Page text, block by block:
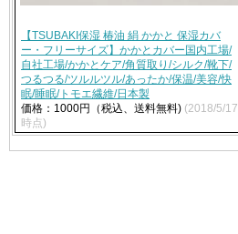
【TSUBAKI保湿 椿油 絹 かかと 保湿カバ
ー・フリーサイズ】かかとカバー国内工場/
自社工場/かかとケア/角質取り/シルク/靴下/
つるつる/ツルルツル/あったか/保温/美容/快
眠/睡眠/トモエ繊維/日本製
価格：1000円（税込、送料無料) (2018/5/17
時点)